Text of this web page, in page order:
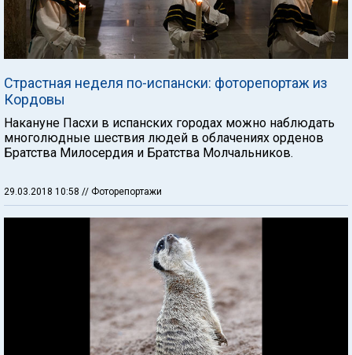
Страстная неделя по-испански: фоторепортаж из
Кордовы
Накануне Пасхи в испанских городах можно наблюдать
многолюдные шествия людей в облачениях орденов
Братства Милосердия и Братства Молчальников.
29.03.2018 10:58 // Фоторепортажи